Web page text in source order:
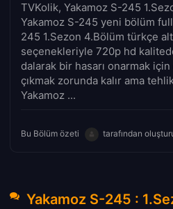
TVKolik, Yakamoz S-245
Yakamoz S-245 yeni bölüm
245 1.Sezon 4.Bölüm türkçe
seçenekleriyle 720p hd
dalarak bir hasarı onarmak için
çıkmak zorunda kalır ama
Yakamoz ...
Bu Bölüm özeti tarafından